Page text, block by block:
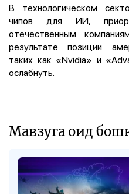
В технологическом
чипов для ИИ,
отечественным
результате позиции
таких как «Nvidia» и
ослабнуть.
Мавзуга оид